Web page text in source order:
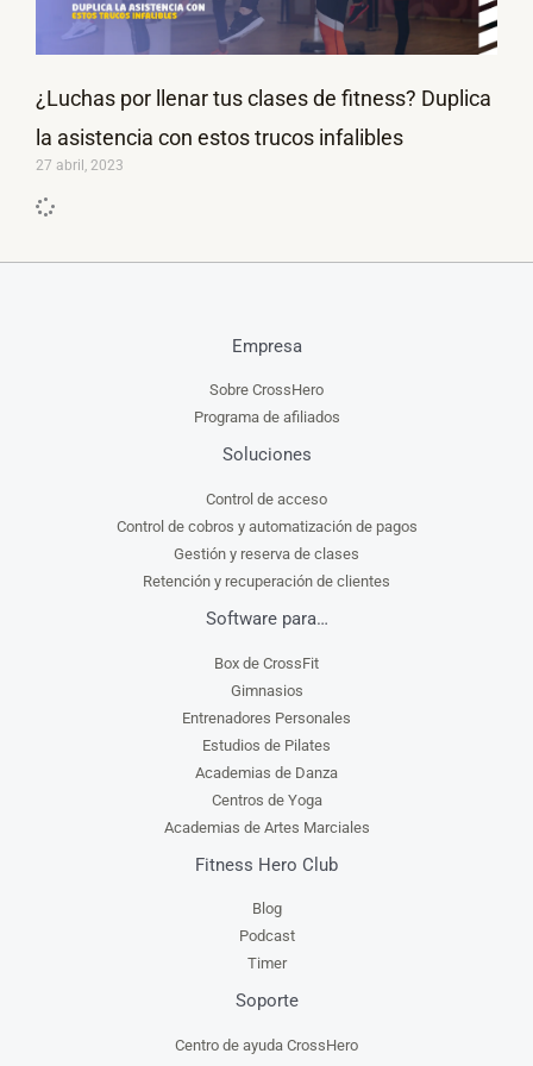
¿Luchas por llenar tus clases de fitness? Duplica
la asistencia con estos trucos infalibles
27 abril, 2023
Empresa
Sobre CrossHero
Programa de afiliados
Soluciones
Control de acceso
Control de cobros y automatización de pagos
Gestión y reserva de clases
Retención y recuperación de clientes
Software para…
Box de CrossFit
Gimnasios
Entrenadores Personales
Estudios de Pilates
Academias de Danza
Centros de Yoga
Academias de Artes Marciales
Fitness Hero Club
Blog
Podcast
Timer
Soporte
Centro de ayuda CrossHero